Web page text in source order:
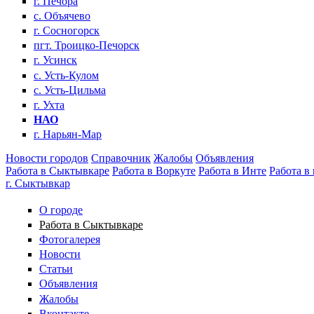
с. Объячево
г. Сосногорск
пгт. Троицко-Печорск
г. Усинск
с. Усть-Кулом
с. Усть-Цильма
г. Ухта
НАО
г. Нарьян-Мар
Новости городов Справочник Жалобы Объявления
Работа в Сыктывкаре Работа в Воркуте Работа в Инте Работа в
г. Сыктывкар
О городе
Работа в Сыктывкаре
Фотогалерея
Новости
Статьи
Объявления
Жалобы